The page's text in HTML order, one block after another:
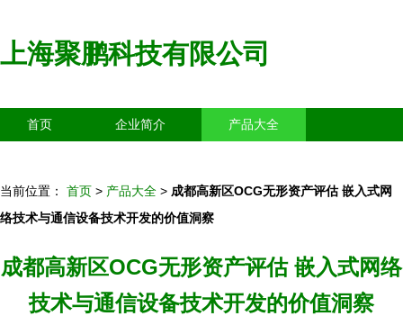
上海聚鹏科技有限公司
首页 企业简介 产品大全
当前位置： 首页 > 产品大全 > 成都高新区OCG无形资产评估 嵌入式网
络技术与通信设备技术开发的价值洞察
成都高新区OCG无形资产评估 嵌入式网络
技术与通信设备技术开发的价值洞察